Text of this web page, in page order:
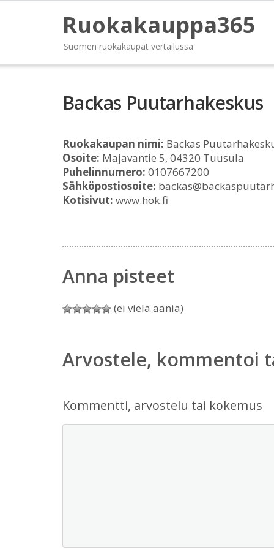
Ruokakauppa365
Suomen ruokakaupat vertailussa
Backas Puutarhakeskus
Ruokakaupan nimi: Backas
Osoite: Majavantie 5, 04320 Tuusula
Puhelinnumero: 0107667200
Sähköpostiosoite:
Kotisivut: www.hok.fi
Anna pisteet
(ei vielä ääniä)
Arvostele, kommentoi
Kommentti, arvostelu tai kokemus